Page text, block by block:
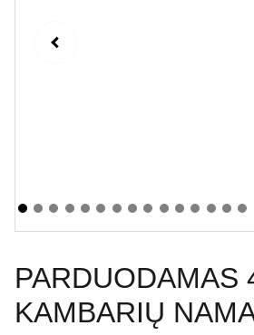
PARDUODAMAS
KAMBARIŲ